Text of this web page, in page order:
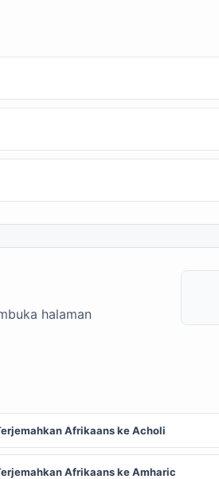
halaman
Afrikaans ke Acholi
Afrikaans ke Amharic